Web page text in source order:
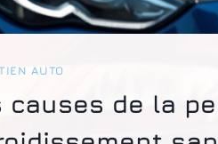
AUTO
causes de la